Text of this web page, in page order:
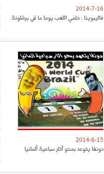
2014-7-16
فاليبوينا : حلمي اللعب يوما ما في برشلونة
2014-6-15
دونغا يتوعد بمحو آثار سباعية ألمانيا